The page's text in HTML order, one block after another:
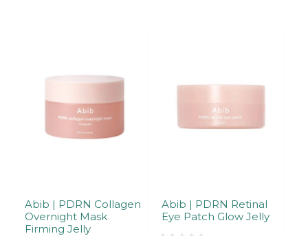
Abib | PDRN Collagen
Overnight Mask
Firming Jelly
Abib | PDRN Retinal
Eye Patch Glow Jelly